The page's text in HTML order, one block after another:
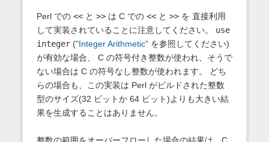
Perl での <<と >>は C での <<と >>を 直接利用
して実装されていることに注意してください。 use
integer("Integer Arithmetic"を参照してください)
が有効な場合、 C の符号付き整数が使われ、そうで
ない場合は C の符号なし整数が使われます。 どち
らの場合も、この実装は Perl がビルドされた整数
型のサイズ(32 ビットか 64 ビット)よりも大きい結
果を生成することはありません。